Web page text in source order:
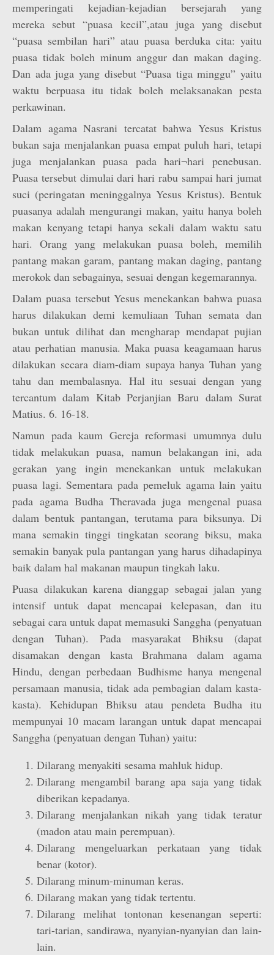
memperingati kejadian-kejadian bersejarah yang
mereka sebut “puasa kecil”,atau juga yang disebut
“puasa sembilan hari” atau puasa berduka cita: yaitu
puasa tidak boleh minum anggur dan makan daging.
Dan ada juga yang disebut “Puasa tiga minggu” yaitu
waktu berpuasa itu tidak boleh melaksanakan pesta
perkawinan.
Dalam agama Nasrani tercatat bahwa Yesus Kristus
bukan saja menjalankan puasa empat puluh hari, tetapi
juga menjalankan puasa pada hari¬hari penebusan.
Puasa tersebut dimulai dari hari rabu sampai hari jumat
suci (peringatan meninggalnya Yesus Kristus). Bentuk
puasanya adalah mengurangi makan, yaitu hanya boleh
makan kenyang tetapi hanya sekali dalam waktu satu
hari. Orang yang melakukan puasa boleh, memilih
pantang makan garam, pantang makan daging, pantang
merokok dan sebagainya, sesuai dengan kegemarannya.
Dalam puasa tersebut Yesus menekankan bahwa puasa
harus dilakukan demi kemuliaan Tuhan semata dan
bukan untuk dilihat dan mengharap mendapat pujian
atau perhatian manusia. Maka puasa keagamaan harus
dilakukan secara diam-diam supaya hanya Tuhan yang
tahu dan membalasnya. Hal itu sesuai dengan yang
tercantum dalam Kitab Perjanjian Baru dalam Surat
Matius. 6. 16-18.
Namun pada kaum Gereja reformasi umumnya dulu
tidak melakukan puasa, namun belakangan ini, ada
gerakan yang ingin menekankan untuk melakukan
puasa lagi. Sementara pada pemeluk agama lain yaitu
pada agama Budha Theravada juga mengenal puasa
dalam bentuk pantangan, terutama para biksunya. Di
mana semakin tinggi tingkatan seorang biksu, maka
semakin banyak pula pantangan yang harus dihadapinya
baik dalam hal makanan maupun tingkah laku.
Puasa dilakukan karena dianggap sebagai jalan yang
intensif untuk dapat mencapai kelepasan, dan itu
sebagai cara untuk dapat memasuki Sanggha (penyatuan
dengan Tuhan). Pada masyarakat Bhiksu (dapat
disamakan dengan kasta Brahmana dalam agama
Hindu, dengan perbedaan Budhisme hanya mengenal
persamaan manusia, tidak ada pembagian dalam kasta-
kasta). Kehidupan Bhiksu atau pendeta Budha itu
mempunyai 10 macam larangan untuk dapat mencapai
Sanggha (penyatuan dengan Tuhan) yaitu:
Dilarang menyakiti sesama mahluk hidup.
Dilarang mengambil barang apa saja yang tidak
diberikan kepadanya.
Dilarang menjalankan nikah yang tidak teratur
(madon atau main perempuan).
Dilarang mengeluarkan perkataan yang tidak
benar (kotor).
Dilarang minum-minuman keras.
Dilarang makan yang tidak tertentu.
Dilarang melihat tontonan kesenangan seperti:
tari-tarian, sandirawa, nyanyian-nyanyian dan lain-
lain.